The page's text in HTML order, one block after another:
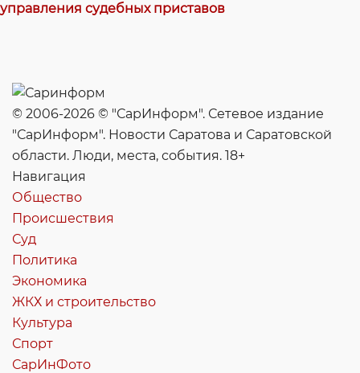
управления судебных приставов
© 2006-2026 © "СарИнформ". Сетевое издание
"СарИнформ". Новости Саратова и Саратовской
области. Люди, места, события. 18+
Навигация
Общество
Происшествия
Суд
Политика
Экономика
ЖКХ и строительство
Культура
Спорт
СарИнФото